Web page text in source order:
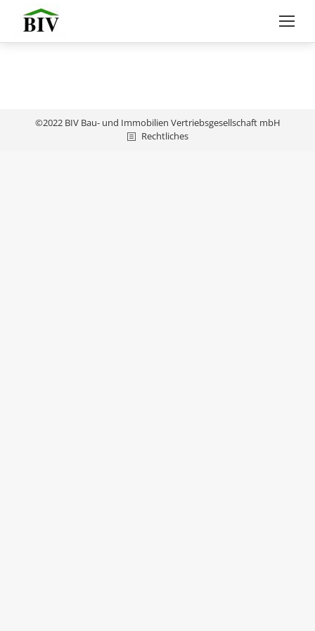
©2022 BIV Bau- und Immobilien Vertriebsgesellschaft mbH
Rechtliches